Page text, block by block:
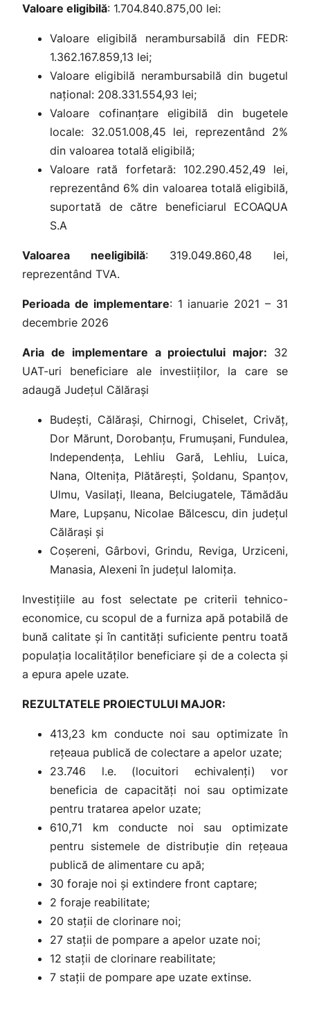
Valoare eligibilă: 1.704.840.875,00 lei:
Valoare eligibilă nerambursabilă din FEDR:
1.362.167.859,13 lei;
Valoare eligibilă nerambursabilă din bugetul
național: 208.331.554,93 lei;
Valoare cofinanțare eligibilă din bugetele
locale: 32.051.008,45 lei, reprezentând 2%
din valoarea totală eligibilă;
Valoare rată forfetară: 102.290.452,49 lei,
reprezentând 6% din valoarea totală eligibilă,
suportată de către beneficiarul ECOAQUA
S.A
Valoarea neeligibilă: 319.049.860,48 lei,
reprezentând TVA.
Perioada de implementare: 1 ianuarie 2021 – 31
decembrie 2026
Aria de implementare a proiectului major: 32
UAT-uri beneficiare ale investiiților, la care se
adaugă Județul Călărași
Budești, Călărași, Chirnogi, Chiselet, Crivăț,
Dor Mărunt, Dorobanțu, Frumușani, Fundulea,
Independența, Lehliu Gară, Lehliu, Luica,
Nana, Oltenița, Plătărești, Șoldanu, Spanțov,
Ulmu, Vasilați, Ileana, Belciugatele, Tămădău
Mare, Lupșanu, Nicolae Bălcescu, din județul
Călărași și
Coșereni, Gârbovi, Grindu, Reviga, Urziceni,
Manasia, Alexeni în județul Ialomița.
Investițiile au fost selectate pe criterii tehnico-
economice, cu scopul de a furniza apă potabilă de
bună calitate și în cantități suficiente pentru toată
populația localităților beneficiare și de a colecta și
a epura apele uzate.
REZULTATELE PROIECTULUI MAJOR:
413,23 km conducte noi sau optimizate în
reţeaua publică de colectare a apelor uzate;
23.746 l.e. (locuitori echivalenţi) vor
beneficia de capacităţi noi sau optimizate
pentru tratarea apelor uzate;
610,71 km conducte noi sau optimizate
pentru sistemele de distribuție din rețeaua
publică de alimentare cu apă;
30 foraje noi și extindere front captare;
2 foraje reabilitate;
20 stații de clorinare noi;
27 stații de pompare a apelor uzate noi;
12 stații de clorinare reabilitate;
7 stații de pompare ape uzate extinse.